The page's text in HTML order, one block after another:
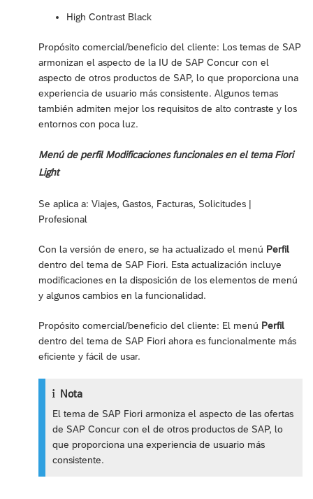
High Contrast Black
Propósito comercial/beneficio del cliente: Los temas de SAP
armonizan el aspecto de la IU de SAP Concur con el
aspecto de otros productos de SAP, lo que proporciona una
experiencia de usuario más consistente. Algunos temas
también admiten mejor los requisitos de alto contraste y los
entornos con poca luz.
Menú de perfil Modificaciones funcionales en el tema Fiori
Light
Se aplica a: Viajes, Gastos, Facturas, Solicitudes |
Profesional
Con la versión de enero, se ha actualizado el menú Perfil
dentro del tema de SAP Fiori. Esta actualización incluye
modificaciones en la disposición de los elementos de menú
y algunos cambios en la funcionalidad.
Propósito comercial/beneficio del cliente: El menú Perfil
dentro del tema de SAP Fiori ahora es funcionalmente más
eficiente y fácil de usar.
Nota
El tema de SAP Fiori armoniza el aspecto de las ofertas
de SAP Concur con el de otros productos de SAP, lo
que proporciona una experiencia de usuario más
consistente.